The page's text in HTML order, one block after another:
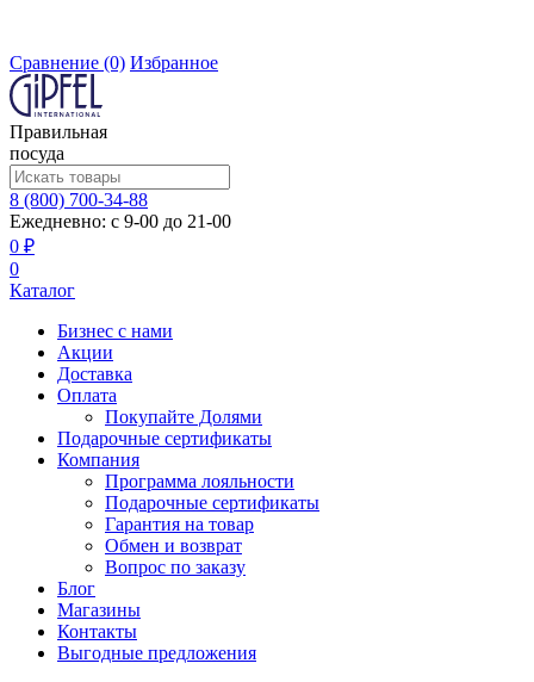
Сравнение (0) Избранное
Правильная
посуда
8 (800) 700-34-88
Ежедневно: с 9-00 до 21-00
0 ₽
0
Каталог
Бизнес с нами
Акции
Доставка
Оплата
Покупайте Долями
Подарочные сертификаты
Компания
Программа лояльности
Подарочные сертификаты
Гарантия на товар
Обмен и возврат
Вопрос по заказу
Блог
Магазины
Контакты
Выгодные предложения